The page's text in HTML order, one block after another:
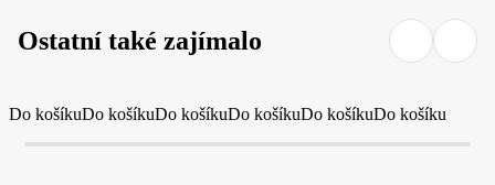
Ostatní také zajímalo
Do košíkuDo košíkuDo košíkuDo košíkuDo košíkuDo košíku